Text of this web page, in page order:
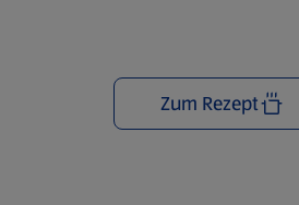
Zum Rezept